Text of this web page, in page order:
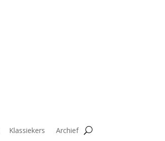
Klassiekers Archief